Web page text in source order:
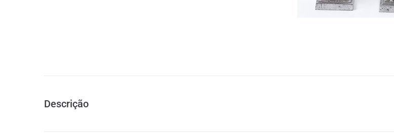
Descrição